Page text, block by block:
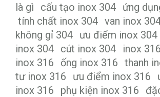
là gì
cấu tạo inox 304 ứng
tính chất inox 304 van inox
không gỉ 304 ưu điểm inox 304
inox 304 cút inox 304 inox
inox 316
ống inox 316 thanh
tư inox 316
ưu điểm inox 316
inox 316
phụ kiện inox 316